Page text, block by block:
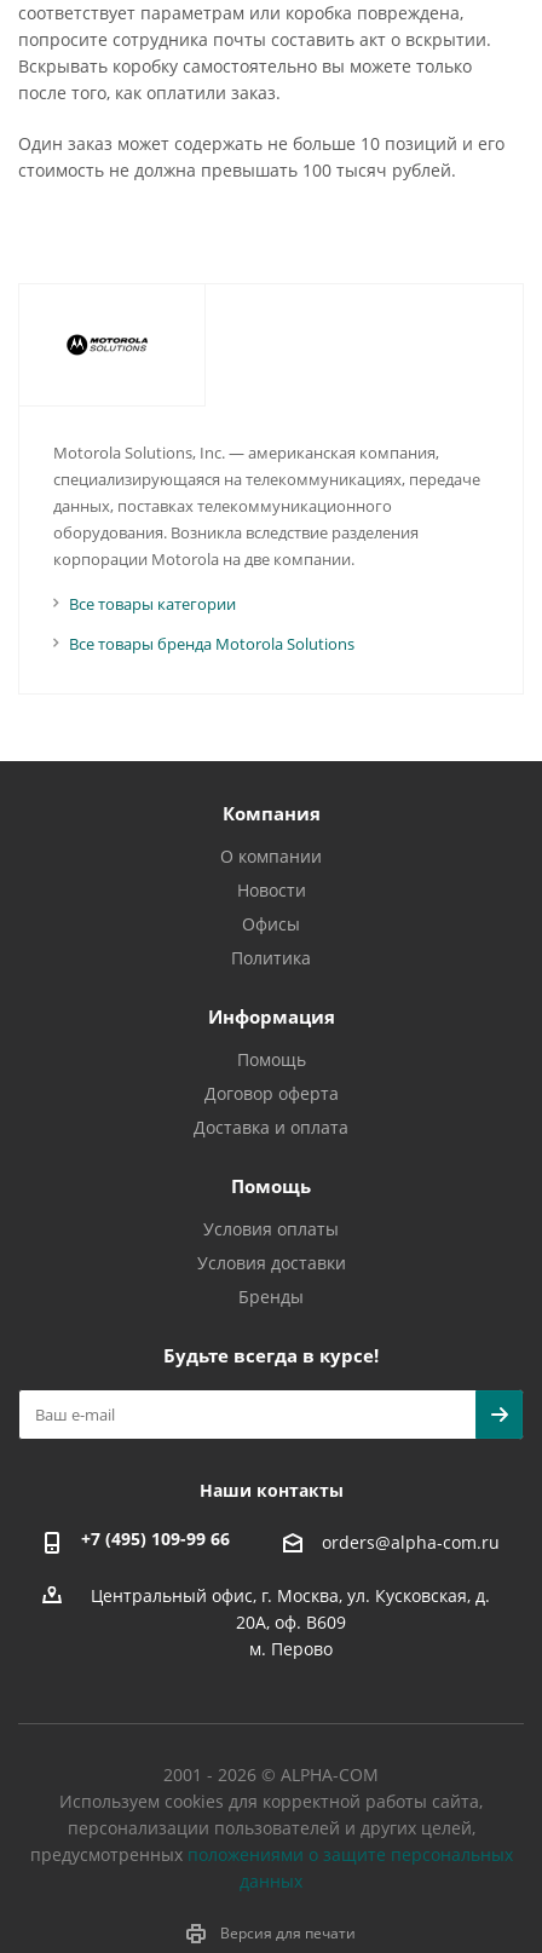
соответствует параметрам или коробка повреждена,
попросите сотрудника почты составить акт о вскрытии.
Вскрывать коробку самостоятельно вы можете только
после того, как оплатили заказ.
Один заказ может содержать не больше 10 позиций и его
стоимость не должна превышать 100 тысяч рублей.
Motorola Solutions, Inc. — американская компания,
специализирующаяся на телекоммуникациях, передаче
данных, поставках телекоммуникационного
оборудования. Возникла вследствие разделения
корпорации Motorola на две компании.
Все товары категории
Все товары бренда Motorola Solutions
Компания
О компании
Новости
Офисы
Политика
Информация
Помощь
Договор оферта
Доставка и оплата
Помощь
Условия оплаты
Условия доставки
Бренды
Будьте всегда в курсе!
Наши контакты
+7 (495) 109-99 66 orders@alpha-com.ru
Центральный офис, г. Москва, ул. Кусковская, д.
20А, оф. В609
м. Перово
2001 - 2026 © ALPHA-COM
Используем cookies для корректной работы сайта,
персонализации пользователей и других целей,
предусмотренных положениями о защите персональных
данных
Версия для печати